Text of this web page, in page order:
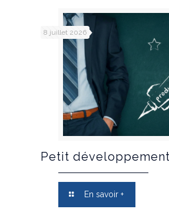
8 juillet 2026
Petit
En savoir +